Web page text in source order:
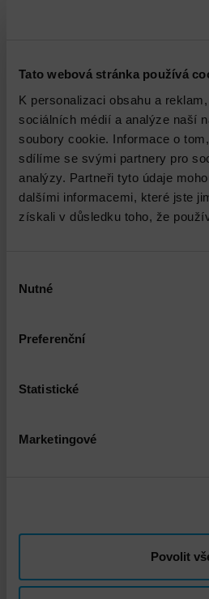
Tato webová stránka používá
K personalizaci obsahu a
sociálních médií a analýze naší
soubory cookie. Informace o
sdílíme se svými partnery pro
analýzy. Partneři tyto údaje
dalšími informacemi, které jste
získali v důsledku toho, že
souhlasu
Nutné
Preferenční
Statistické
Marketingové
Povolit
zpracování a předání
základní zaškolení a
implementovaného řešení
Ke stažení
Instalace a
brány Check point
Viktor